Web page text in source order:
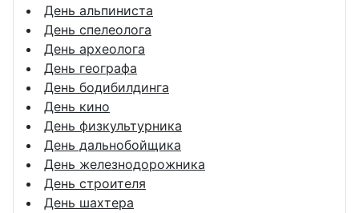
День альпиниста
День спелеолога
День археолога
День географа
День бодибилдинга
День кино
День физкультурника
День дальнобойщика
День железнодорожника
День строителя
День шахтера